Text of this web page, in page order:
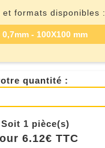
et formats disponibles :
0,7mm - 100X100 mm
quantité :
Soit 1 pièce(s)
6.12€ TTC